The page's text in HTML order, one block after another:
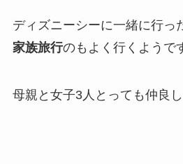
ディズニーシーに一緒に行っ
家族旅行のもよく行くようで
母親と女子3人とっても仲良し